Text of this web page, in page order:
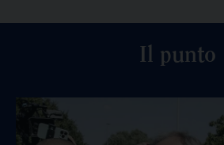
Il punto